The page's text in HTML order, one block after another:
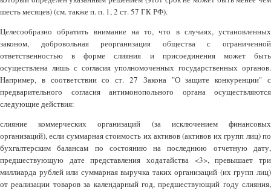
шесть месяцев) (см. также п. п. 1, 2 ст. 57 ГК РФ).
Целесообразно обратить внимание на то, что в случаях, установленных
законом, добровольная реорганизация общества с ограниченной
ответственностью в форме слияния и присоединения может быть
осуществлена лишь с согласия уполномоченных государственных органов.
Например, в соответствии со ст. 27 Закона "О защите конкуренции" с
предварительного согласия антимонопольного органа осуществляются
следующие действия:
слияние коммерческих организаций (за исключением финансовых
организаций), если суммарная стоимость их активов (активов их групп лиц) по
бухгалтерским балансам по состоянию на последнюю отчетную дату,
предшествующую дате представления ходатайства <3>, превышает три
миллиарда рублей или суммарная выручка таких организаций (их групп лиц)
от реализации товаров за календарный год, предшествующий году слияния,